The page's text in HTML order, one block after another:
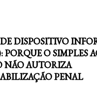
DISPOSITIVO
PORQUE O SIMPLES
NÃO AUTORIZA
PENAL